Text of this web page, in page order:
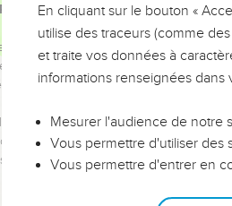
VOUS ÉVITER LES
pour leurs réussites, leur impact,
et les saisons difficiles qu'ils ont
entrepreneurs, et responsables
et les clés pour avancer avec plus
Que vous guidiez un ministère, une
vous.
En cliquant sur le bouton «
utilise des traceurs (comme
et traite vos données à
informations renseignées dans
Mesurer l'audience de notre
Vous permettre d'utiliser des
Vous permettre d'entrer en